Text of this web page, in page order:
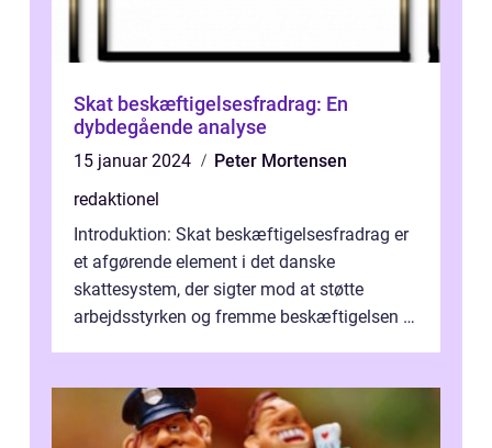
Skat beskæftigelsesfradrag: En
dybdegående analyse
15 januar 2024
Peter Mortensen
redaktionel
Introduktion: Skat beskæftigelsesfradrag er
et afgørende element i det danske
skattesystem, der sigter mod at støtte
arbejdsstyrken og fremme beskæftigelsen i